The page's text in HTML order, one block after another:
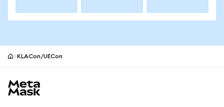
KLACon/UECon